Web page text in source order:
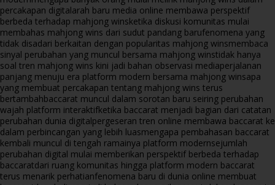
percakapan digitalarah baru media online membawa perspektif
berbeda terhadap mahjong winsketika diskusi komunitas mulai
membahas mahjong wins dari sudut pandang barufenomena yang
tidak disadari berkaitan dengan popularitas mahjong winsmembaca
sinyal perubahan yang muncul bersama mahjong winstidak hanya
soal tren mahjong wins kini jadi bahan observasi mediaperjalanan
panjang menuju era platform modern bersama mahjong winsapa
yang membuat percakapan tentang mahjong wins terus
bertambahbaccarat muncul dalam sorotan baru seiring perubahan
wajah platform interaktifketika baccarat menjadi bagian dari catatan
perubahan dunia digitalpergeseran tren online membawa baccarat ke
dalam perbincangan yang lebih luasmengapa pembahasan baccarat
kembali muncul di tengah ramainya platform modernsejumlah
perubahan digital mulai memberikan perspektif berbeda terhadap
baccaratdari ruang komunitas hingga platform modern baccarat
terus menarik perhatianfenomena baru di dunia online membuat